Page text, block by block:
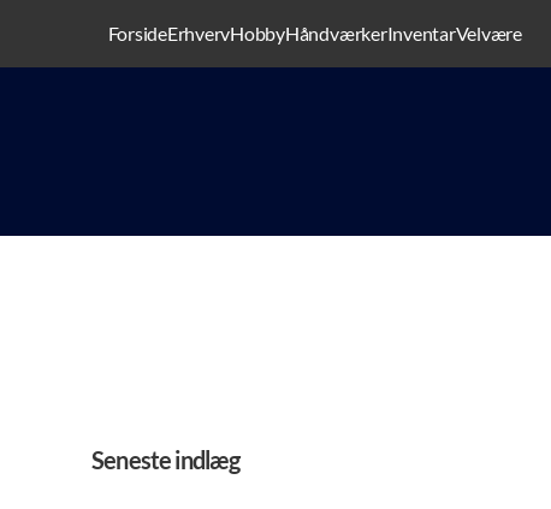
ForsideErhvervHobbyHåndværkerInventarVelvære
Seneste indlæg